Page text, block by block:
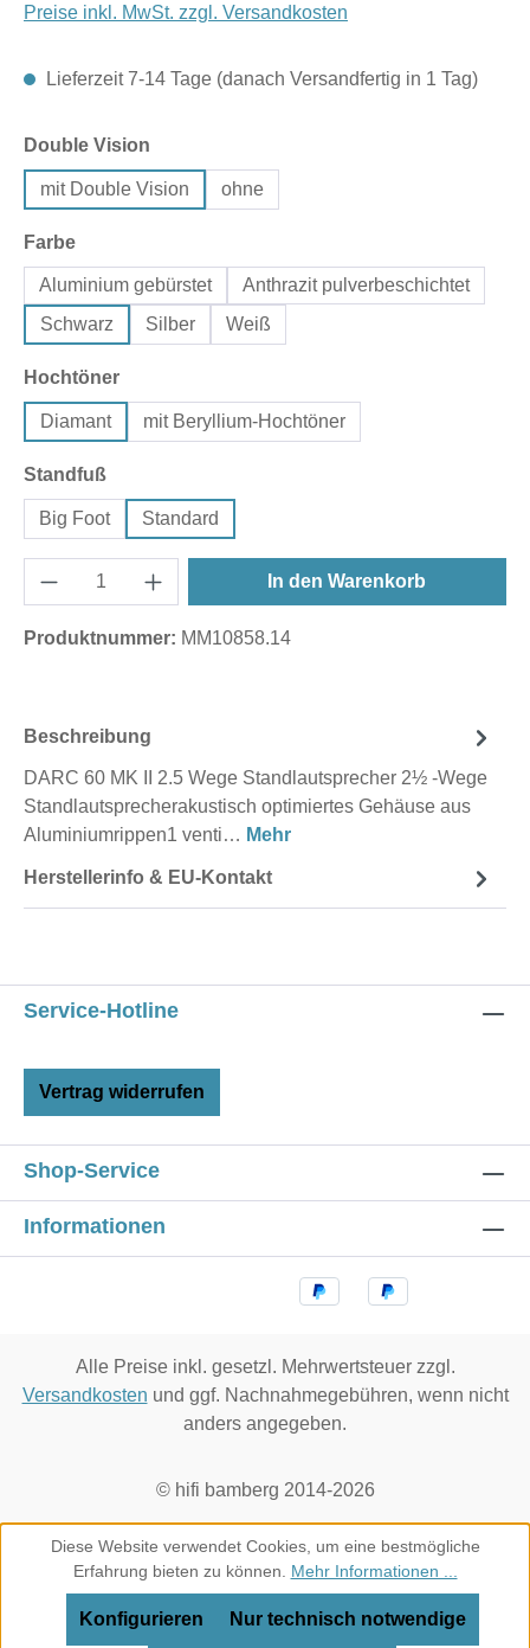
Preise inkl. MwSt. zzgl. Versandkosten
Lieferzeit 7-14 Tage (danach Versandfertig in 1 Tag)
Double Vision
mit Double Vision ohne
Farbeauswählen
Aluminium gebürstet
Anthrazit pulverbeschichtet
Schwarz
Silber Weiß
Hochtönerauswählen
Diamant mit Beryllium-Hochtöner
Standfußauswählen
Big Foot Standard
In den Warenkorb
Produktnummer: MM10858.14
Beschreibung
DARC 60 MK II 2.5 Wege Standlautsprecher 2½ -Wege
Standlautsprecherakustisch optimiertes Gehäuse aus
Aluminiumrippen1 venti… Mehr
Herstellerinfo & EU-Kontakt
Service-Hotline
Vertrag widerrufen
Shop-Service
Informationen
Alle Preise inkl. gesetzl. Mehrwertsteuer zzgl.
Versandkosten und ggf. Nachnahmegebühren, wenn nicht
anders angegeben.
© hifi bamberg 2014-2026
Diese Website verwendet Cookies, um eine bestmögliche
Erfahrung bieten zu können. Mehr Informationen ...
Nur technisch notwendige
Konfigurieren